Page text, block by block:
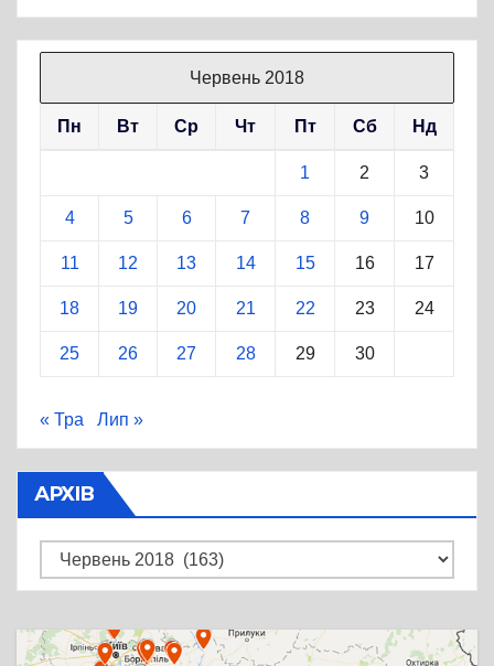
Червень 2018
Пн Вт Ср Чт Пт Сб Нд
1 2 3
4 5 6 7 8 9 10
11 12 13 14 15 16 17
18 19 20 21 22 23 24
25 26 27 28 29 30
« Тра Лип »
АРХІВ
Архів